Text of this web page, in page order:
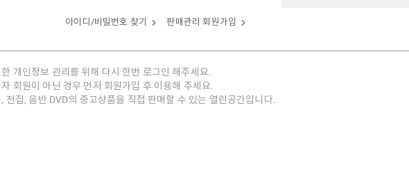
아이디/비밀번호 찾기 판매관리 회원가입
한 개인정보 관리를 위해 다시 한번 로그인 해주세요.
회원이 아닌 경우 먼저 회원가입 후 이용해 주세요.
전집, 음반 DVD의 중고상품을 직접 판매할 수 있는 열린공간입니다.